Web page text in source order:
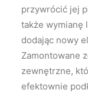
przywrócić jej
także wymianę
dodając nowy
Zamontowane
zewnętrzne,
efektownie